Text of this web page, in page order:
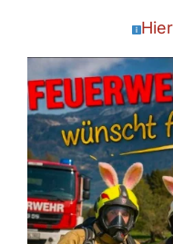
Wir sind auch an den